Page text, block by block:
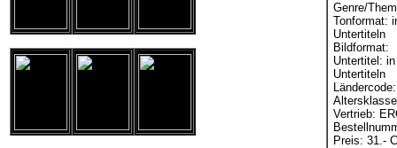
Genre/
Tonformat:
Untertiteln
Bildformat:
Untertitel:
Untertiteln
Vertrieb:
Preis: 31.-